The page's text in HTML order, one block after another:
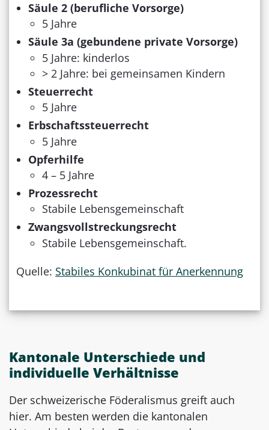
Säule 2 (berufliche Vorsorge)
5 Jahre
Säule 3a (gebundene private Vorsorge)
5 Jahre: kinderlos
> 2 Jahre: bei gemeinsamen Kindern
Steuerrecht
5 Jahre
Erbschaftssteuerrecht
5 Jahre
Opferhilfe
4 – 5 Jahre
Prozessrecht
Stabile Lebensgemeinschaft
Zwangsvollstreckungsrecht
Stabile Lebensgemeinschaft.
Quelle: Stabiles Konkubinat für Anerkennung
Kantonale Unterschiede und
individuelle Verhältnisse
Der schweizerische Föderalismus greift auch
hier. Am besten werden die kantonalen